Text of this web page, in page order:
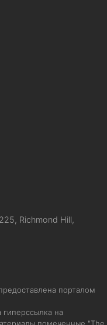
Richmond Hill,
порталом
гиперссылка на